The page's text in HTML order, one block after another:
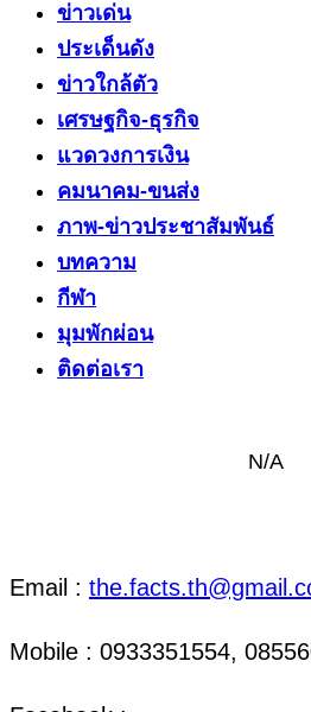
ข่าวเด่น
ประเด็นดัง
ข่าวใกล้ตัว
เศรษฐกิจ-ธุรกิจ
แวดวงการเงิน
คมนาคม-ขนส่ง
ภาพ-ข่าวประชาสัมพันธ์
บทความ
กีฬา
มุมพักผ่อน
ติดต่อเรา
N/A
Email :
Mobile : 0933351554,